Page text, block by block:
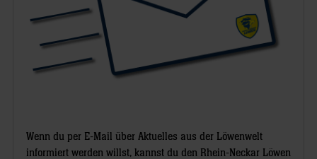
Wenn du per E-Mail über Aktuelles aus der Löwenwelt
informiert werden willst, kannst du den Rhein-Neckar Löwen